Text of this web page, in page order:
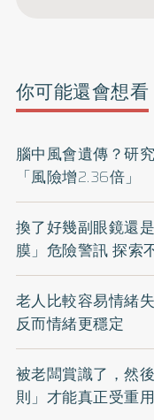
你可能還會想看
腦中風會遺傳？研
「風險增2.36倍」
換了好幾副眼鏡還
膜」危險警訊 探索
老人比較容易情緒
反而情緒更穩定
被老闆賞識了，然
則」才能真正受重用